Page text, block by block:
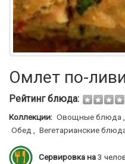
Омлет по-
Рейтинг блюда:
Коллекции: Овощные блюда
Обед
Вегетарианские
Сервировка на3